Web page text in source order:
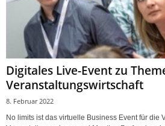
Digitales Live-Event zu
Veranstaltungswirtschaft
8. Februar 2022
No limits ist das virtuelle Business Event für die